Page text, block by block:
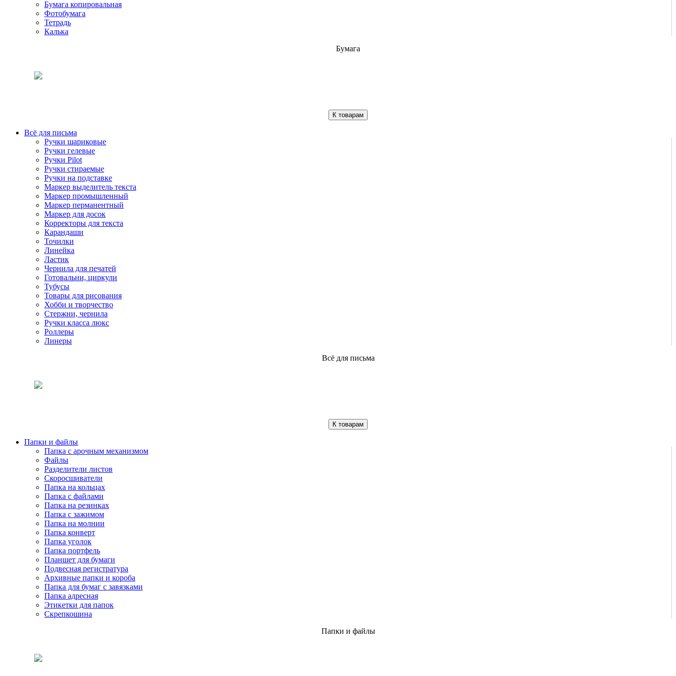
Бумага копировальная
Фотобумага
Тетрадь
Калька
Бумага
К товарам
Всё для письма
Ручки шариковые
Ручки гелевые
Ручки Pilot
Ручки стираемые
Ручки на подставке
Маркер выделитель текста
Маркер промышленный
Маркер перманентный
Маркер для досок
Корректоры для текста
Карандаши
Точилки
Линейка
Ластик
Чернила для печатей
Готовальни, циркули
Тубусы
Товары для рисования
Хобби и творчество
Стержни, чернила
Ручки класса люкс
Роллеры
Линеры
Всё для письма
К товарам
Папки и файлы
Папка с арочным механизмом
Файлы
Разделители листов
Скоросшиватели
Папка на кольцах
Папка с файлами
Папка на резинках
Папка с зажимом
Папка на молнии
Папка конверт
Папка уголок
Папка портфель
Планшет для бумаги
Подвесная регистратура
Архивные папки и короба
Папка для бумаг с завязками
Папка адресная
Этикетки для папок
Скрепкошина
Папки и файлы